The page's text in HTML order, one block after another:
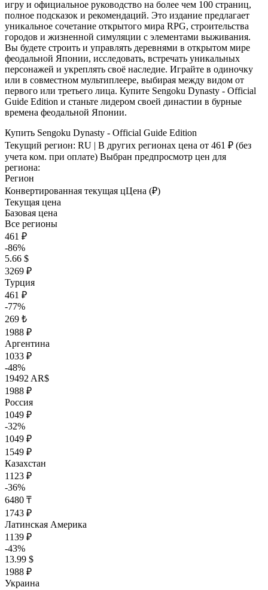
игру и официальное руководство на более чем 100 страниц,
полное подсказок и рекомендаций. Это издание предлагает
уникальное сочетание открытого мира RPG, строительства
городов и жизненной симуляции с элементами выживания.
Вы будете строить и управлять деревнями в открытом мире
феодальной Японии, исследовать, встречать уникальных
персонажей и укреплять своё наследие. Играйте в одиночку
или в совместном мультиплеере, выбирая между видом от
первого или третьего лица. Купите Sengoku Dynasty - Official
Guide Edition и станьте лидером своей династии в бурные
времена феодальной Японии​.
Купить Sengoku Dynasty - Official Guide Edition
Текущий регион: RU | В других регионах цена от 461 ₽ (без
учета ком. при оплате) Выбран предпросмотр цен для
региона:
Регион
Конвертированная текущая цЦена (₽)
Текущая цена
Базовая цена
Все регионы
461 ₽
-86%
5.66 $
3269 ₽
Турция
461 ₽
-77%
269 ₺
1988 ₽
Аргентина
1033 ₽
-48%
19492 AR$
1988 ₽
Россия
1049 ₽
-32%
1049 ₽
1549 ₽
Казахстан
1123 ₽
-36%
6480 ₸
1743 ₽
Латинская Америка
1139 ₽
-43%
13.99 $
1988 ₽
Украина